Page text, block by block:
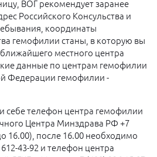
ВОГ рекомендует заранее
Российского Консульства и
координаты
гемофилии станы, в которую вы
местного центра
данные по центрам гемофилии
Федерации гемофилии -
себе телефон центра гемофилии
Центра Минздрава РФ +7
16.00), после 16.00 необходимо
43-92 и телефон центра